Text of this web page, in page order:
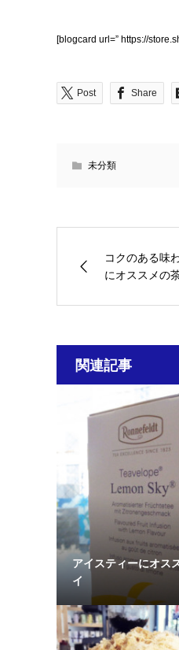
[blogcard url=” https://
Post Share
未分類
コクのある味
にオススメの
関連記事
アイスティーにオス
イ